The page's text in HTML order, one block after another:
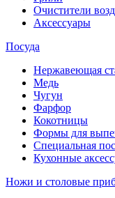
Очистители
Аксессуары
Посуда
Нержавеющая
Медь
Чугун
Фарфор
Кокотницы
Формы для
Специальная
Кухонные
Ножи и столовые